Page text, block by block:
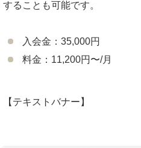
することも可能です。
入会金：35,000円
料金：11,200円〜/月
【テキストバナー】